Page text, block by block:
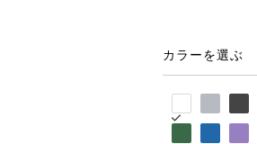
カラーを選ぶ